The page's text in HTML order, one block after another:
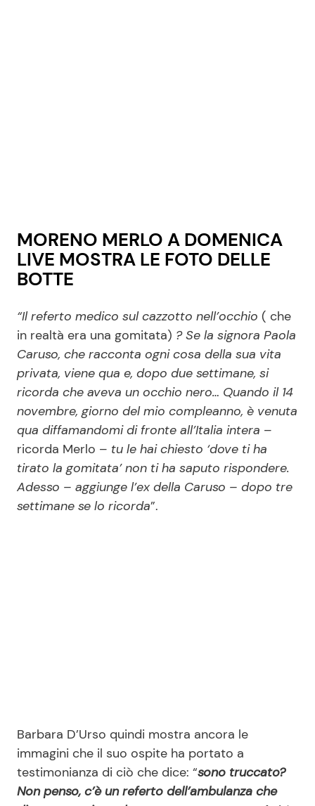
MORENO MERLO A DOMENICA
LIVE MOSTRA LE FOTO DELLE
BOTTE
“Il referto medico sul cazzotto nell’occhio ( che
in realtà era una gomitata) ? Se la signora Paola
Caruso, che racconta ogni cosa della sua vita
privata, viene qua e, dopo due settimane, si
ricorda che aveva un occhio nero… Quando il 14
novembre, giorno del mio compleanno, è venuta
qua diffamandomi di fronte all’Italia intera –
ricorda Merlo – tu le hai chiesto ‘dove ti ha
tirato la gomitata’ non ti ha saputo rispondere.
Adesso – aggiunge l’ex della Caruso – dopo tre
settimane se lo ricorda”.
Barbara D’Urso quindi mostra ancora le
immagini che il suo ospite ha portato a
testimonianza di ciò che dice: “sono truccato?
Non penso, c’è un referto dell’ambulanza che